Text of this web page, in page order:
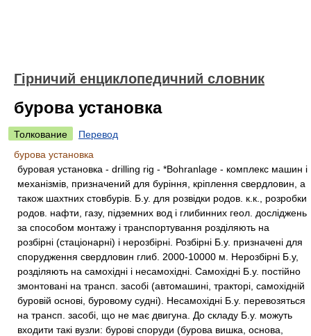
Гірничий енциклопедичний словник
бурова установка
Толкование
Перевод
бурова установка
буровая установка - drilling rig - *Bohranlage - комплекс машин і
механізмів, призначений для буріння, кріплення свердловин, а
також шахтних стовбурів. Б.у. для розвідки родов. к.к., розробки
родов. нафти, газу, підземних вод і глибинних геол. досліджень
за способом монтажу і транспортування розділяють на
розбірні (стаціонарні) і нерозбірні. Розбірні Б.у. призначені для
спорудження свердловин глиб. 2000-10000 м. Нерозбірні Б.у,
розділяють на самохідні і несамохідні. Самохідні Б.у. постійно
змонтовані на трансп. засобі (автомашині, тракторі, самохідній
буровій основі, буровому судні). Несамохідні Б.у. перевозяться
на трансп. засобі, що не має двигуна. До складу Б.у. можуть
входити такі вузли: бурові споруди (бурова вишка, основа,